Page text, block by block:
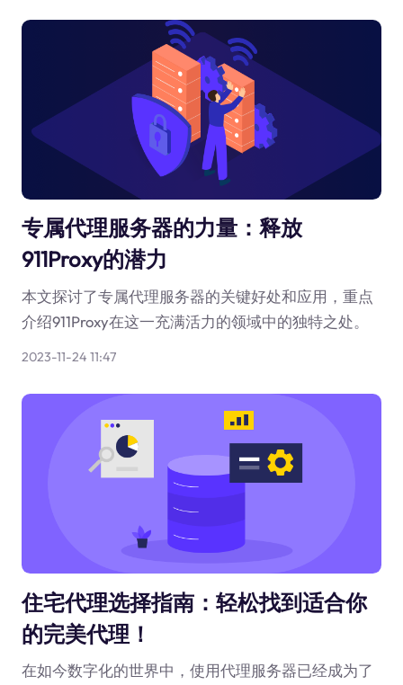
专属代理服务器的力量：释放
911Proxy的潜力
本文探讨了专属代理服务器的关键好处和应用，重点
介绍911Proxy在这一充满活力的领域中的独特之处。
2023-11-24 11:47
住宅代理选择指南：轻松找到适合你
的完美代理！
在如今数字化的世界中，使用代理服务器已经成为了